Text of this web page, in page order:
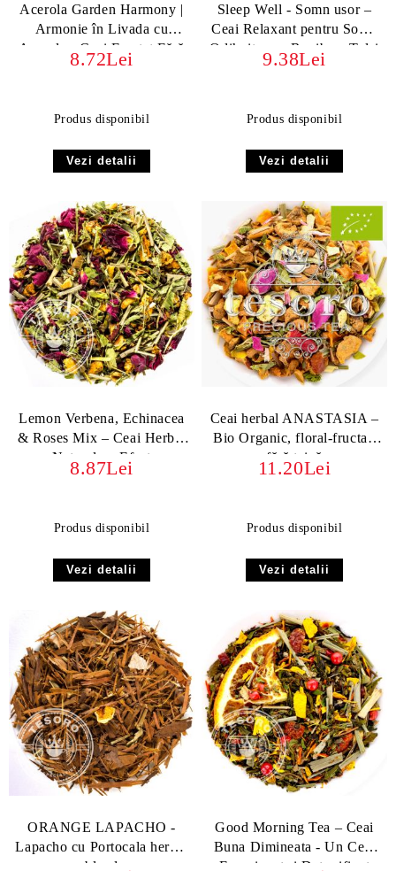
Acerola Garden Harmony |
Armonie în Livada cu
Acerola - Ceai Fructat Fără
Teină, cu Frunze, Flori și
8.72Lei
Produs disponibil
Vezi detalii
Sleep Well - Somn usor –
Ceai Relaxant pentru Somn
Odihnitor cu Rooibos, Tulsi
și Plante Calmante
9.38Lei
Produs disponibil
Vezi detalii
Lemon Verbena, Echinacea
& Roses Mix – Ceai Herbal
Natural cu Efect
Imunostimulator
8.87Lei
Produs disponibil
Vezi detalii
Ceai herbal ANASTASIA –
Bio Organic, floral-fructat,
fără teină
11.20Lei
Produs disponibil
Vezi detalii
ORANGE LAPACHO -
Lapacho cu Portocala herbal
blend
Good Morning Tea – Ceai
Buna Dimineata - Un Ceai
Energizant și Detoxifiant